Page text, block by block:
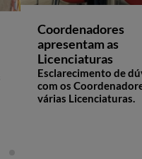
Coordenadores
apresentam as
Licenciaturas
Esclarecimento de
com os
várias Licenciaturas.